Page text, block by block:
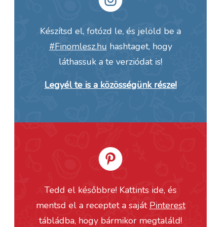
Készítsd el, fotózd le, és jelöld be a
#Finomlesz.hu hashtaget, hogy
láthassuk a te verziódat is!
Legyél te is a közösségünk része!
Tedd el későbbre! Kattints ide, és
mentsd el a receptet a saját Pinterest
tábládba, hogy bármikor megtaláld!